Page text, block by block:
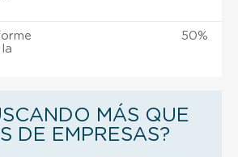
50%
MÁS QUE
DE EMPRESAS?